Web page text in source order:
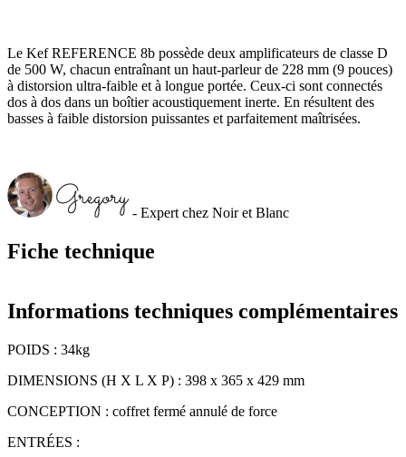
Fiche technique
Informations techniques complémentaires
POIDS : 34kg
DIMENSIONS (H X L X P) : 398 x 365 x 429 mm
CONCEPTION : coffret fermé annulé de force
ENTRÉES :
Le Kef REFERENCE 8b possède deux amplificateurs de classe D
de 500 W, chacun entraînant un haut-parleur de 228 mm (9 pouces)
à distorsion ultra-faible et à longue portée. Ceux-ci sont connectés
dos à dos dans un boîtier acoustiquement inerte. En résultent des
basses à faible distorsion puissantes et parfaitement maîtrisées.
- Expert chez Noir et Blanc